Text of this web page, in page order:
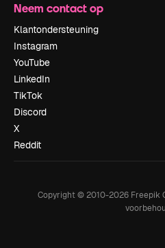
Neem contact op
Klantondersteuning
Instagram
YouTube
LinkedIn
TikTok
Discord
X
Reddit
Copyright © 2010-2026Freepik